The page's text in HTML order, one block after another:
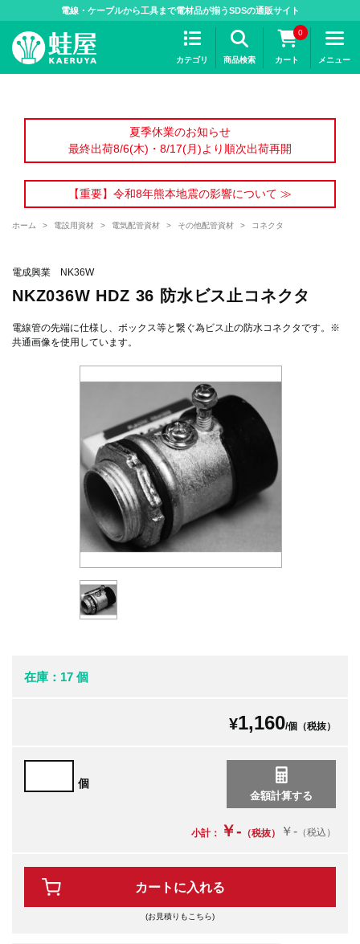
電線・ケーブルから工具まで電材品が揃うSDSの通販サイト
カテゴリ 商品検索
0
カート メニュー
夏季休業のお知らせ
最終出荷8/6(木)・8/17(月)より順次出荷再開
【重要】令和8年熊本地震の影響について ≫
ホーム > 電設用資材 > 電気配管資材 > その他配管資材 > コネクタ
電成興業 NK36W
NKZ036W HDZ 36 防水ビス止コネクタ
電線管の先端に仕様し、ボックス等と繋ぐ為ビス止の防水コネクタです。※
共通画像を使用しています。
在庫：17 個
¥1,160/個（税抜）
個
小計： ￥- （税抜） ￥- （税込）
カートに入れる
(お見積りもこちら)